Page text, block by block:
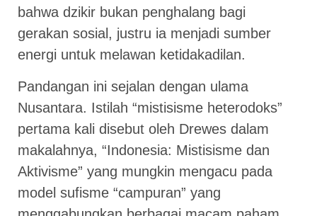
bahwa dzikir bukan penghalang bagi
gerakan sosial, justru ia menjadi sumber
energi untuk melawan ketidakadilan.
Pandangan ini sejalan dengan ulama
Nusantara. Istilah “mistisisme heterodoks”
pertama kali disebut oleh Drewes dalam
makalahnya, “Indonesia: Mistisisme dan
Aktivisme” yang mungkin mengacu pada
model sufisme “campuran” yang